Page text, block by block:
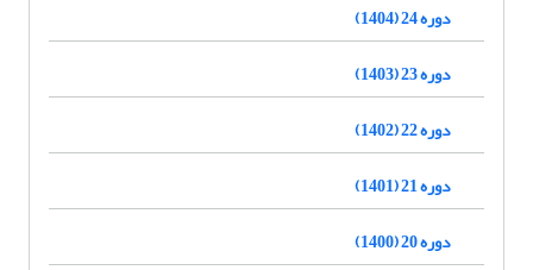
دوره 24 (1404)
دوره 23 (1403)
دوره 22 (1402)
دوره 21 (1401)
دوره 20 (1400)